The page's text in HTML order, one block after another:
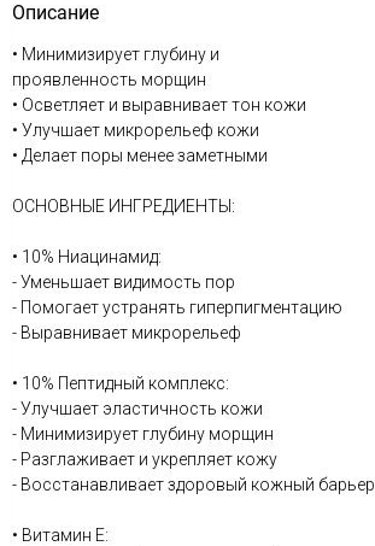
Описание
• Минимизирует глубину и
проявленность морщин
• Осветляет и выравнивает тон кожи
• Улучшает микрорельеф кожи
• Делает поры менее заметными
ОСНОВНЫЕ ИНГРЕДИЕНТЫ:
• 10% Ниацинамид:
- Уменьшает видимость пор
- Помогает устранять гиперпигментацию
- Выравнивает микрорельеф
• 10% Пептидный комплекс:
- Улучшает эластичность кожи
- Минимизирует глубину морщин
- Разглаживает и укрепляет кожу
- Восстанавливает здоровый кожный барьер
• Витамин Е: